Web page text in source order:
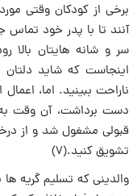
برخی از کودکان وقتى
آنند تا با پدر خود
سر و شانه هایتان بالا
اینجاست که شاید دلتان
ناراحت‏ ببینید. اما،
دست ‏برداشت، آن وقت‏
قبولى مشغول شد و از
تشویق کنید.(۷)
والدینی که تسلیم گریه‏